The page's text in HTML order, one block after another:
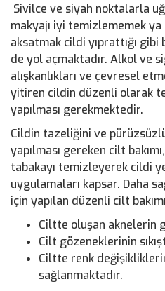
Sivilce ve siyah noktalarla
makyajı iyi temizlememek ya
aksatmak cildi yıprattığı
de yol açmaktadır. Alkol ve
alışkanlıkları ve çevresel
yitiren cildin düzenli olarak
yapılması gerekmektedir.
Cildin tazeliğini ve
yapılması gereken cilt
tabakayı temizleyerek cildi
uygulamaları kapsar. Daha
için yapılan düzenli cilt
Ciltte oluşan aknelerin
Cilt gözeneklerinin
Ciltte renk
sağlanmaktadır.